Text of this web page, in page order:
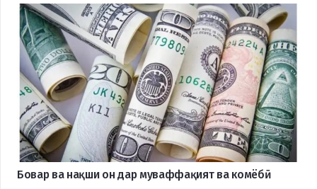
Бовар ва нақши он дар муваффақият ва комёбӣ